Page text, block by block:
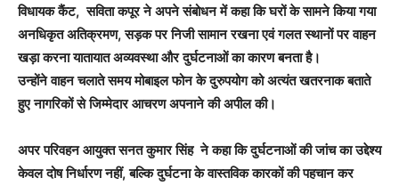
विधायक कैंट, सविता कपूर ने अपने संबोधन में कहा कि घरों के सामने किया गया
अनधिकृत अतिक्रमण, सड़क पर निजी सामान रखना एवं गलत स्थानों पर वाहन
खड़ा करना यातायात अव्यवस्था और दुर्घटनाओं का कारण बनता है।
उन्होंने वाहन चलाते समय मोबाइल फोन के दुरुपयोग को अत्यंत खतरनाक बताते
हुए नागरिकों से जिम्मेदार आचरण अपनाने की अपील की।
अपर परिवहन आयुक्त सनत कुमार सिंह ने कहा कि दुर्घटनाओं की जांच का उद्देश्य
केवल दोष निर्धारण नहीं, बल्कि दुर्घटना के वास्तविक कारकों की पहचान कर